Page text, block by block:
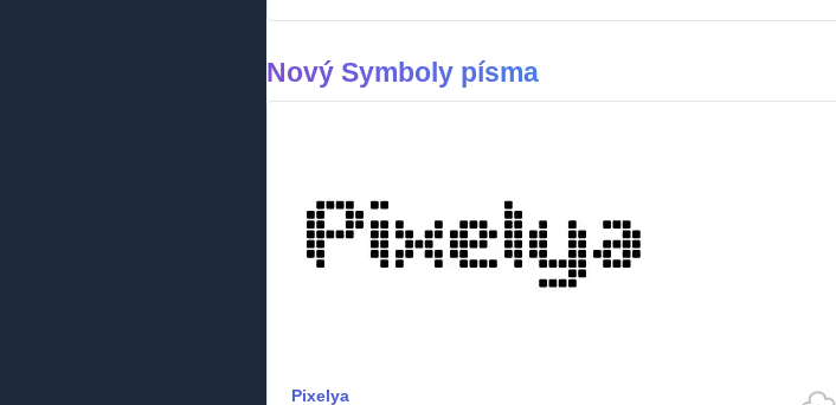
Nový Symboly písma
Pixelya